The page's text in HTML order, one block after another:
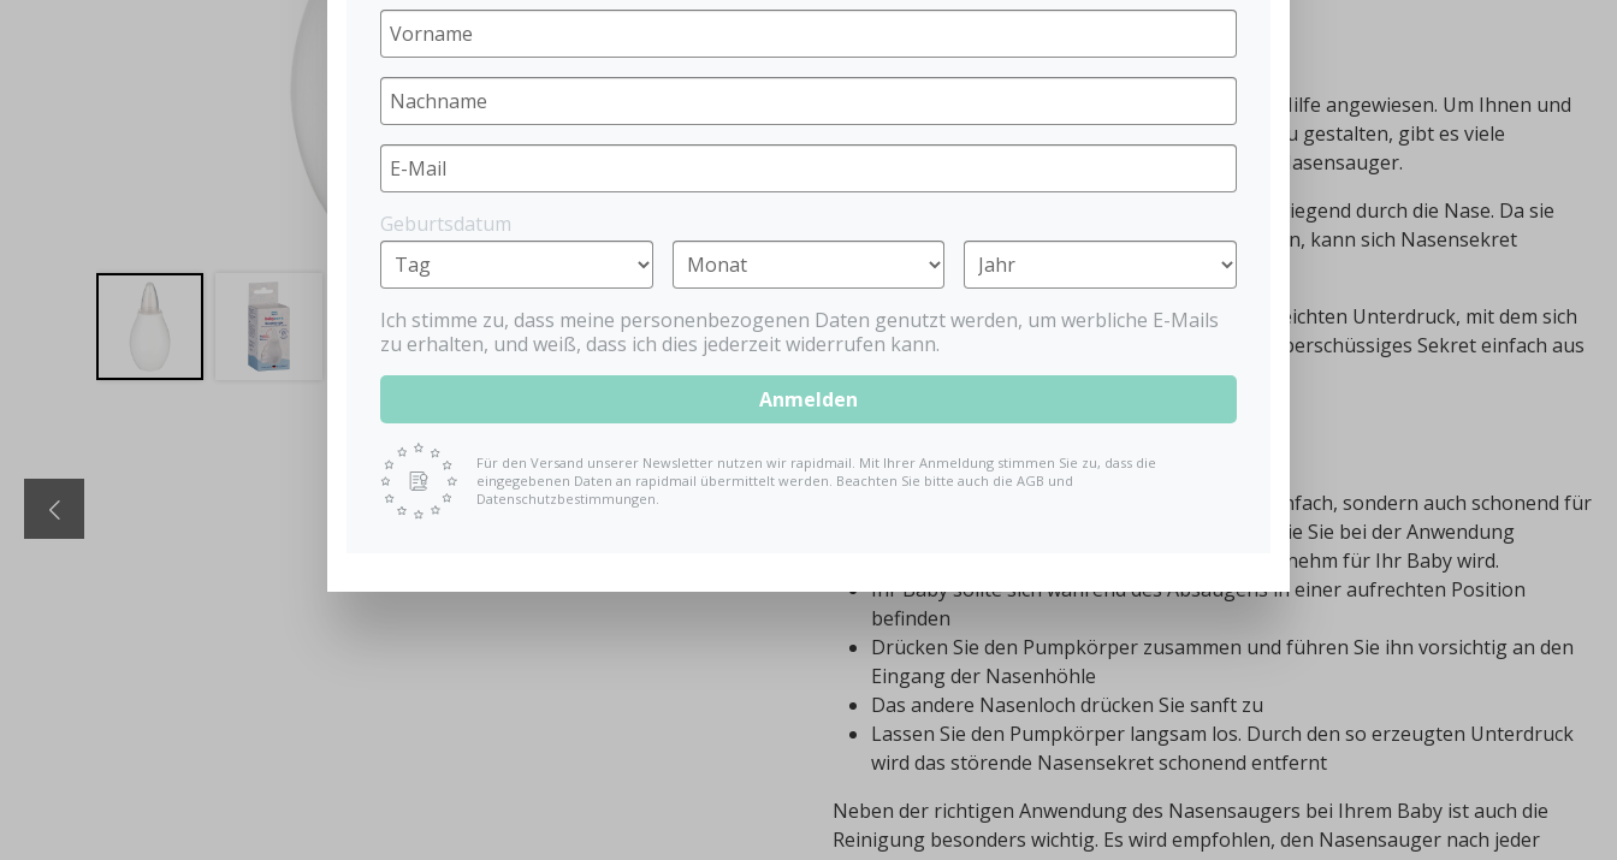
Nasensauger
Ihr kleiner Schatz ist in fast allen Dingen auf Ihre Hilfe angewiesen. Um Ihnen und
Ihrem Baby den Alltag so angenehm wie möglich zu gestalten, gibt es viele
praktische Helfer. Einer davon ist der Baby-Nova Nasensauger.
Babys atmen in den ersten Lebensmonaten überwiegend durch die Nase. Da sie
ihre Nase noch nicht selbstständig reinigen können, kann sich Nasensekret
ansammeln.
Der Nasensauger mit Pumpenball erzeugt einen leichten Unterdruck, mit dem sich
Nasensekret schonend absaugen lässt. So kann überschüssiges Sekret einfach aus
der Nase entfernt werden.
Nasensauger Baby Anwendung
Die Anwendung des Nasensaugers ist nicht nur einfach, sondern auch schonend für
Ihr Baby. Nichtsdestotrotz gibt es einige Punkte, die Sie bei der Anwendung
beachten sollten, damit der Vorgang nicht unangenehm für Ihr Baby wird.
Ihr Baby sollte sich während des Absaugens in einer aufrechten Position
befinden
Drücken Sie den Pumpkörper zusammen und führen Sie ihn vorsichtig an den
Eingang der Nasenhöhle
Das andere Nasenloch drücken Sie sanft zu
Lassen Sie den Pumpkörper langsam los. Durch den so erzeugten Unterdruck
wird das störende Nasensekret schonend entfernt
Neben der richtigen Anwendung des Nasensaugers bei Ihrem Baby ist auch die
Reinigung besonders wichtig. Es wird empfohlen, den Nasensauger nach jeder
Geburtsdatum
Ich stimme zu, dass meine personenbezogenen Daten genutzt werden, um werbliche E-Mails
zu erhalten, und weiß, dass ich dies jederzeit widerrufen kann.
Anmelden
Für den Versand unserer Newsletter nutzen wir rapidmail. Mit Ihrer Anmeldung stimmen Sie zu, dass die
eingegebenen Daten an rapidmail übermittelt werden. Beachten Sie bitte auch die AGB und
Datenschutzbestimmungen.